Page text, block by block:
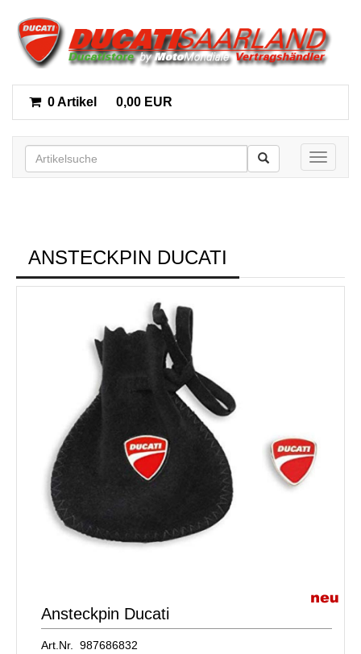
0 Artikel 0,00 EUR
Toggle
ANSTECKPIN DUCATI
Ansteckpin Ducati
Art.Nr. 987686832